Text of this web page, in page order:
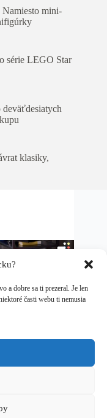
a dobre sa ti prezeral. Je len
časti webu ti nemusia
Namiesto mini-
série LEGO Star
klasiky,
ani neschvaľuje.